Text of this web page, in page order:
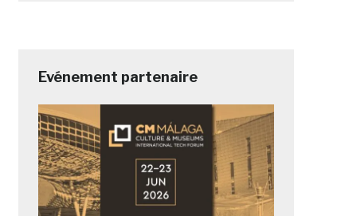
Evénement partenaire